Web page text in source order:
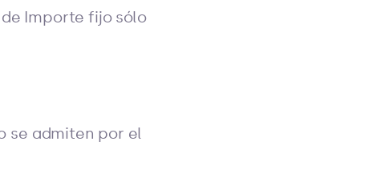
Importe fijo sólo
se admiten por el